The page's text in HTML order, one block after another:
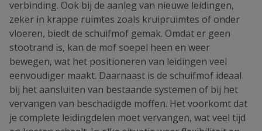
verbinding. Ook bij de aanleg van nieuwe leidingen,
zeker in krappe ruimtes zoals kruipruimtes of onder
vloeren, biedt de schuifmof gemak. Omdat er geen
stootrand is, kan de mof soepel heen en weer
bewegen, wat het positioneren van leidingen veel
eenvoudiger maakt. Daarnaast is de schuifmof ideaal
bij het aansluiten van bestaande systemen of bij het
vervangen van beschadigde moffen. Het voorkomt dat
je complete leidingdelen moet vervangen, wat veel tijd